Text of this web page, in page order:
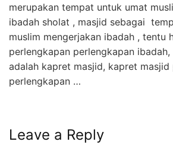
merupakan tempat untuk umat
ibadah sholat , masjid sebagai
muslim mengerjakan ibadah , tentu
perlengkapan perlengkapan ibadah,
adalah kapret masjid, kapret masjid
perlengkapan …
Leave a Reply